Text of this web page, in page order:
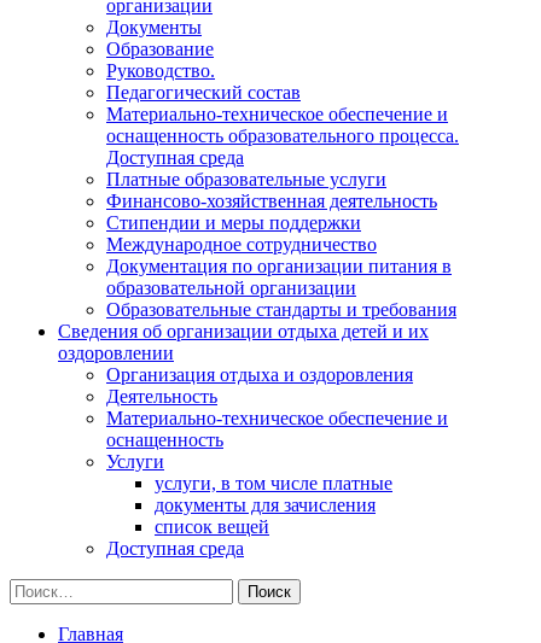
организации
Документы
Образование
Руководство.
Педагогический состав
Материально-техническое обеспечение и
оснащенность образовательного процесса.
Доступная среда
Платные образовательные услуги
Финансово-хозяйственная деятельность
Стипендии и меры поддержки
Международное сотрудничество
Документация по организации питания в
образовательной организации
Образовательные стандарты и требования
Сведения об организации отдыха детей и их
оздоровлении
Организация отдыха и оздоровления
Деятельность
Материально-техническое обеспечение и
оснащенность
Услуги
услуги, в том числе платные
документы для зачисления
список вещей
Доступная среда
Найти:
Главная